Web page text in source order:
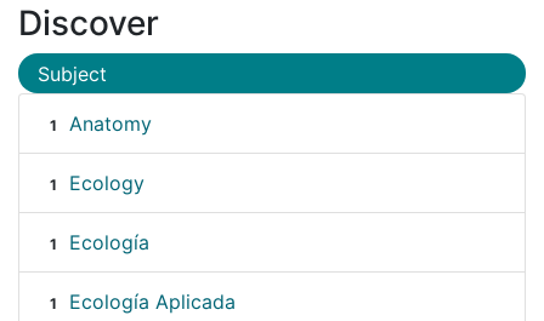
Discover
Subject
1 Anatomy
1 Ecology
1 Ecología
1 Ecología Aplicada